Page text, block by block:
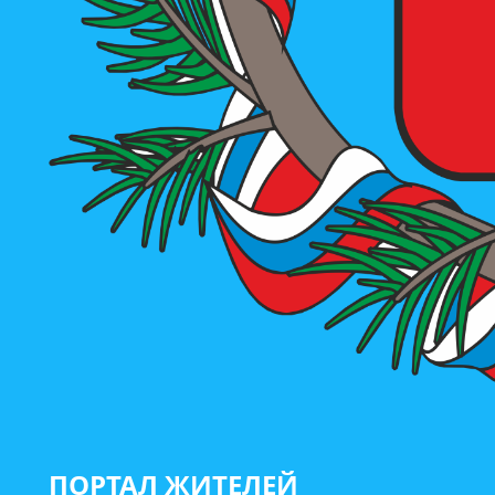
ПОРТАЛ ЖИТЕЛЕЙ